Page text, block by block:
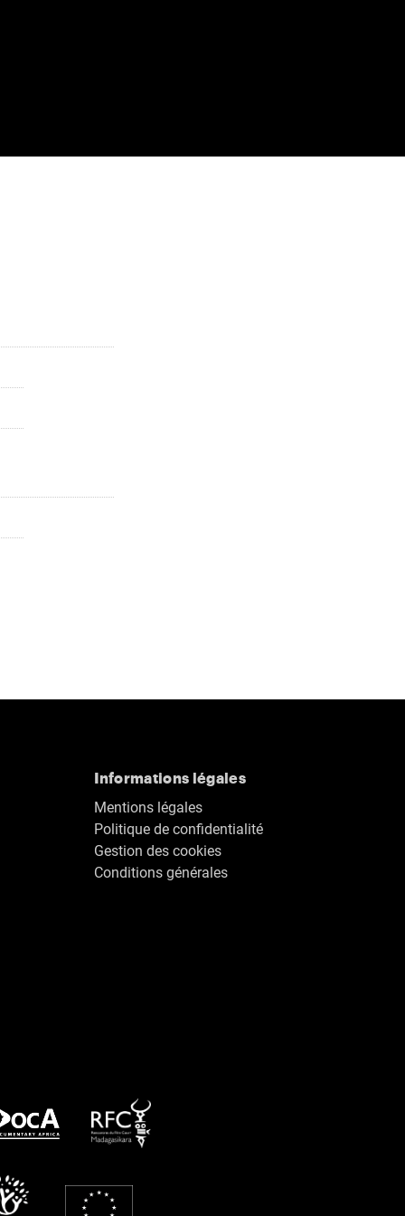
Informations légales
Mentions légales
Politique de confidentialité
Gestion des cookies
Conditions générales